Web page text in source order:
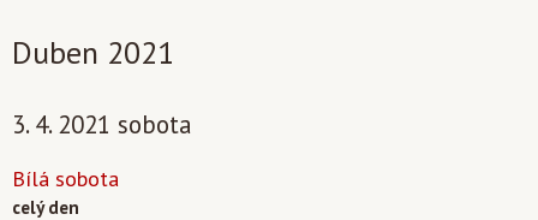
Duben 2021
3. 4. 2021 sobota
Bílá sobota
celý den